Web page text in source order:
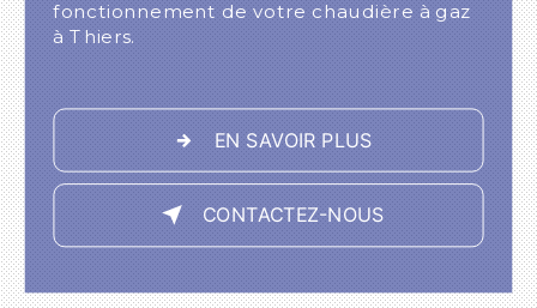
fonctionnement de votre chaudière à gaz
à Thiers.
EN SAVOIR PLUS
CONTACTEZ-NOUS